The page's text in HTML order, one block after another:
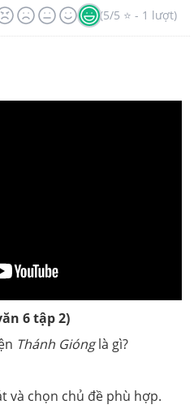
(5/5 ⭐ - 1 lượt)
6 tập 2)
Thánh Giónglà gì?
và chọn chủ đề phù hợp.